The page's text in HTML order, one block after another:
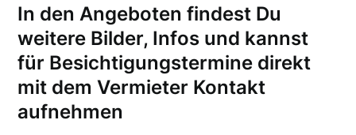
In den Angeboten findest Du
weitere Bilder, Infos und kannst
für Besichtigungstermine direkt
mit dem Vermieter Kontakt
aufnehmen